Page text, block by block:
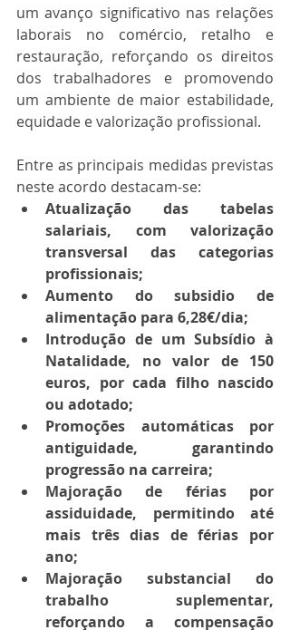
um avanço significativo nas relações
laborais no comércio, retalho e
restauração, reforçando os direitos
dos trabalhadores e promovendo
um ambiente de maior estabilidade,
equidade e valorização profissional.
Entre as principais medidas previstas
neste acordo destacam-se:
Atualização das tabelas
salariais, com valorização
transversal das categorias
profissionais;
Aumento do subsidio de
alimentação para 6,28€/dia;
Introdução de um Subsídio à
Natalidade, no valor de 150
euros, por cada filho nascido
ou adotado;
Promoções automáticas por
antiguidade, garantindo
progressão na carreira;
Majoração de férias por
assiduidade, permitindo até
mais três dias de férias por
ano;
Majoração substancial do
trabalho suplementar,
reforçando a compensação